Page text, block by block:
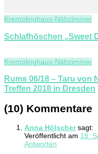
Kremplinghaus-Nähzimmer
Schlafhöschen „Sweet
Kremplinghaus-Nähzimmer
Rums 06/18 – Taru von
Treffen 2018 in Dresden
(10) Kommentare
Anna Hölscher sagt:
Veröffentlicht am 18.
Antworten